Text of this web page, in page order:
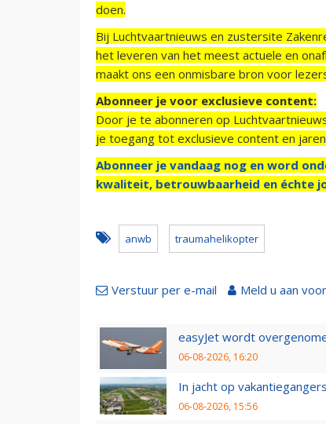
doen.
Bij Luchtvaartnieuws en zustersite
het leveren van het meest actuele en
maakt ons een onmisbare bron voor
Abonneer je voor exclusieve content:
Door je te abonneren op
je toegang tot exclusieve content en
Abonneer je vandaag nog en word
kwaliteit, betrouwbaarheid en échte
anwb traumahelikopter
Verstuur per e-mail Meld u aan
easyJet wordt
06-08-2026, 16:20
In jacht op
06-08-2026, 15:56